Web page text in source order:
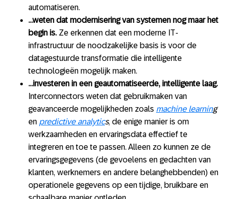
automatiseren.
…weten dat modernisering van systemen nog maar het
begin is. Ze erkennen dat een moderne IT-
infrastructuur de noodzakelijke basis is voor de
datagestuurde transformatie die intelligente
technologieën mogelijk maken.
…investeren in een geautomatiseerde, intelligente laag.
Interconnectors weten dat gebruikmaken van
geavanceerde mogelijkheden zoals machine learning
en predictive analytics, de enige manier is om
werkzaamheden en ervaringsdata effectief te
integreren en toe te passen. Alleen zo kunnen ze de
ervaringsgegevens (de gevoelens en gedachten van
klanten, werknemers en andere belanghebbenden) en
operationele gegevens op een tijdige, bruikbare en